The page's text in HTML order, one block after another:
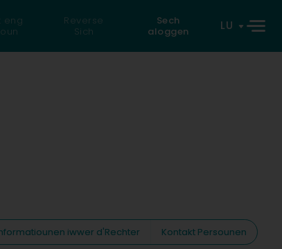
eng
Reverse
Sich
Sech
aloggen
LU
iwwer d'Rechter
Kontakt Persounen